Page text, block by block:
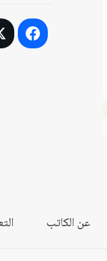
عن الكاتب